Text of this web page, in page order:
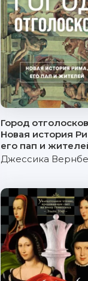
Город
Новая история
его пап и
Джессика